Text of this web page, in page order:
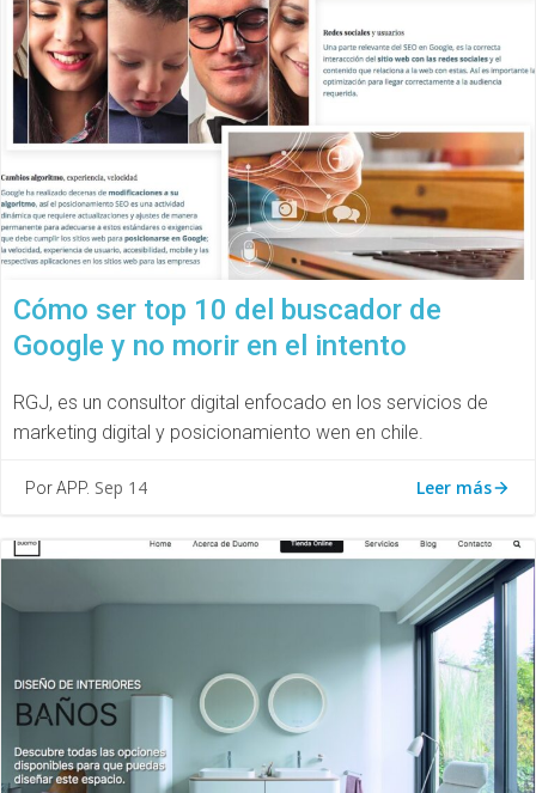
Cómo ser top 10 del buscador de
Google y no morir en el intento
RGJ, es un consultor digital enfocado en los servicios de
marketing digital y posicionamiento wen en chile.
Por APP. Sep 14 Leer más